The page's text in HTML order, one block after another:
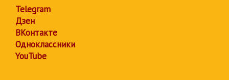
Telegram
Дзен
ВКонтакте
Одноклассники
YouTube